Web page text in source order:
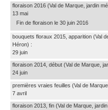
floraison 2016 (Val de Marque, jardin
13 mai
Fin de floraison le 30 juin 2016
bouquets floraux 2015, apparition (Val
Héron) :
29 juin
floraison 2014, début (Val de Marque,
24 juin
premières vraies feuilles (Val de
7 avril
floraison 2013, fin (Val de Marque,